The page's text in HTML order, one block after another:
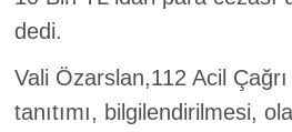
dedi.
Vali Özarslan,112 Acil Çağrı
tanıtımı, bilgilendirilmesi,